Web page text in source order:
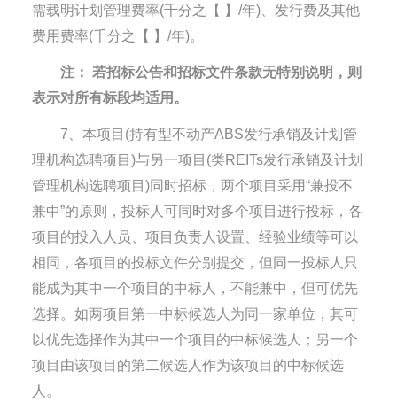
需载明计划管理费率(千分之【 】/年)、发行费及其他
费用费率(千分之【 】/年)。
注： 若招标公告和招标文件条款无特别说明，则
表示对所有标段均适用。
7、本项目(持有型不动产ABS发行承销及计划管
理机构选聘项目)与另一项目(类REITs发行承销及计划
管理机构选聘项目)同时招标，两个项目采用“兼投不
兼中”的原则，投标人可同时对多个项目进行投标，各
项目的投入人员、项目负责人设置、经验业绩等可以
相同，各项目的投标文件分别提交，但同一投标人只
能成为其中一个项目的中标人，不能兼中，但可优先
选择。如两项目第一中标候选人为同一家单位，其可
以优先选择作为其中一个项目的中标候选人；另一个
项目由该项目的第二候选人作为该项目的中标候选
人。